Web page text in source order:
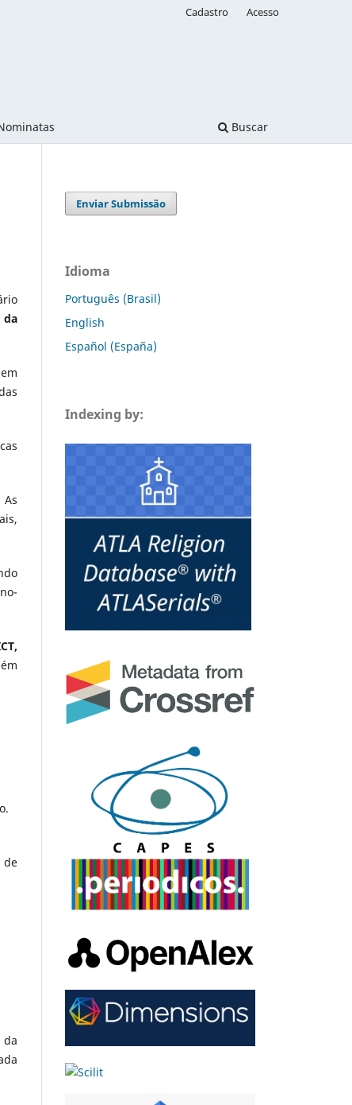
Buscar
Cadastro Acesso
da
de
da
Enviar Submissão
Idioma
Português (Brasil)
English
Español (España)
Indexing by: